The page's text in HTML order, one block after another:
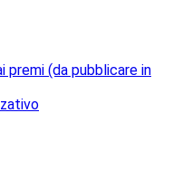
premi (da pubblicare in